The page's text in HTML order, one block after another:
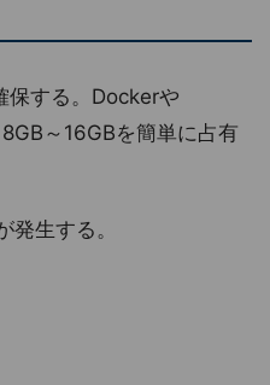
保する。Dockerや
～16GBを簡単に占有
発生する。